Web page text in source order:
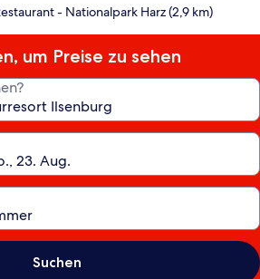
- Nationalpark Harz (2,9 km)
um Preise zu sehen
Suchen